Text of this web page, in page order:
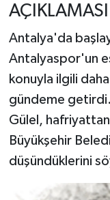
AÇIKLAMASI
Antalya'da
Antalyaspor'un
konuyla ilgili
gündeme
Gülel,
Büyükşehir
düşündüklerini
Spor